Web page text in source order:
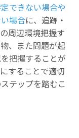
できない場合や
場合に、追跡・
周辺環境把握す
、また問題が起
把握することが
することで適切
テップを踏むこ